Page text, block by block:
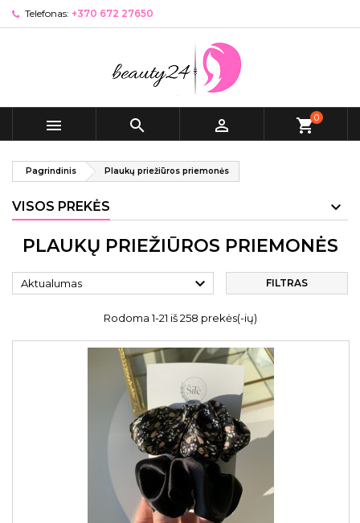
Telefonas: +370 672 27650
   shopping_cart0
Pagrindinis Plaukų priežiūros priemonės
VISOS PREKĖS
PLAUKŲ PRIEŽIŪROS PRIEMONĖS
Aktualumas  FILTRAS
Rodoma 1-21 iš 258 prekės(-ių)